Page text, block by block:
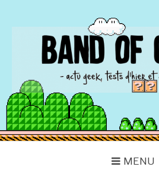
BAND OF
Actu Geek d'hier et d'aujourd'hui
MENU